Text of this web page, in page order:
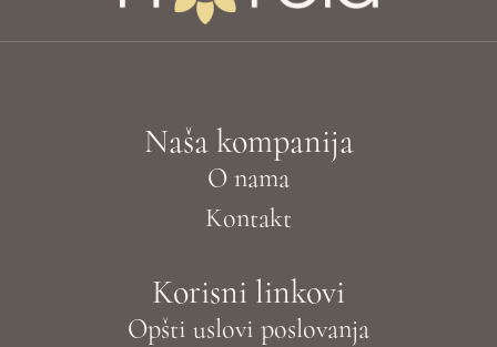
Naša kompanija
O nama
Kontakt
Korisni linkovi
Opšti uslovi poslovanja